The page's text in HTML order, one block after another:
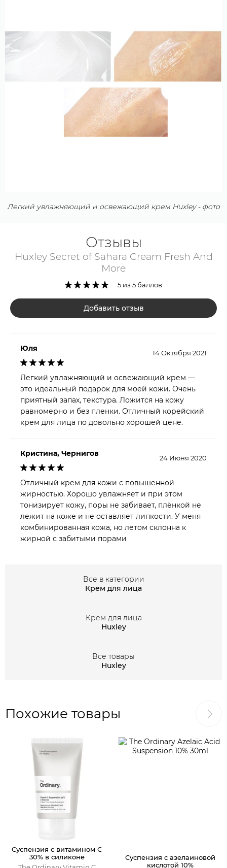
эпидермису длительную защиту от стресса,
переутомления и старения.
Легкий увлажняющий и освежающий крем Huxley - фото
Отзывы
Huxley Secret of Sahara Cream Fresh And
More
5 из 5 баллов
Добавить отзыв
Юля 14 Октября 2021
Легкий увлажняющий и освежающий крем —
это идеальный подарок для моей кожи. Очень
приятный запах, текстура. Ложится на кожу
равномерно и без пленки. Отличный корейский
крем для лица по довольно хорошей цене.
Кристина, Чернигов 24 Июня 2020
Отличный крем для кожи с повышенной
жирностью. Хорошо увлажняет и при этом
тонизирует кожу, поры не забивает, плёнкой не
лежит на коже и не оставляет липкости. У меня
комбинированная кожа, но летом склонна к
жирной с забитыми порами
Все в категории
Крем для лица
Крем для лица
Huxley
Все товары
Huxley
Похожие товары
Суспензия с витамином С
30% в силиконе
Суспензия с азелаиновой
кислотой 10%